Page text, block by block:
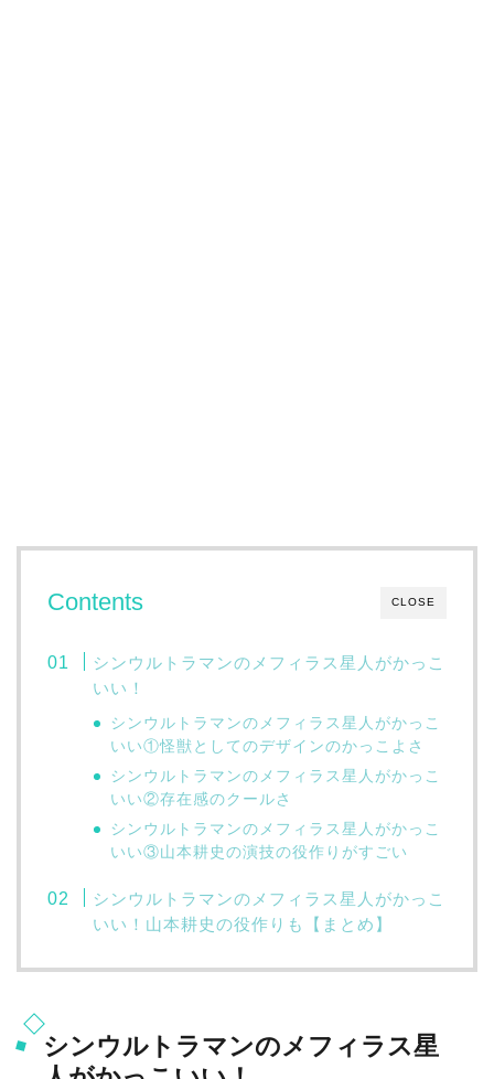
CLOSE
Contents
シンウルトラマンのメフィラス星人がかっこ
いい！
シンウルトラマンのメフィラス星人がかっこ
いい①怪獣としてのデザインのかっこよさ
シンウルトラマンのメフィラス星人がかっこ
いい②存在感のクールさ
シンウルトラマンのメフィラス星人がかっこ
いい③山本耕史の演技の役作りがすごい
シンウルトラマンのメフィラス星人がかっこ
いい！山本耕史の役作りも【まとめ】
シンウルトラマンのメフィラス星